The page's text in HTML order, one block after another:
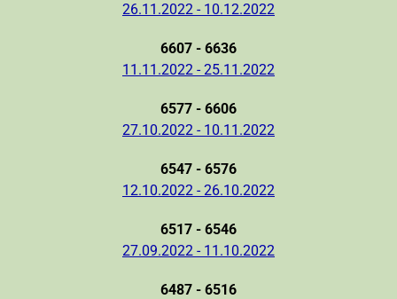
26.11.2022 - 10.12.2022
6607 - 6636
11.11.2022 - 25.11.2022
6577 - 6606
27.10.2022 - 10.11.2022
6547 - 6576
12.10.2022 - 26.10.2022
6517 - 6546
27.09.2022 - 11.10.2022
6487 - 6516